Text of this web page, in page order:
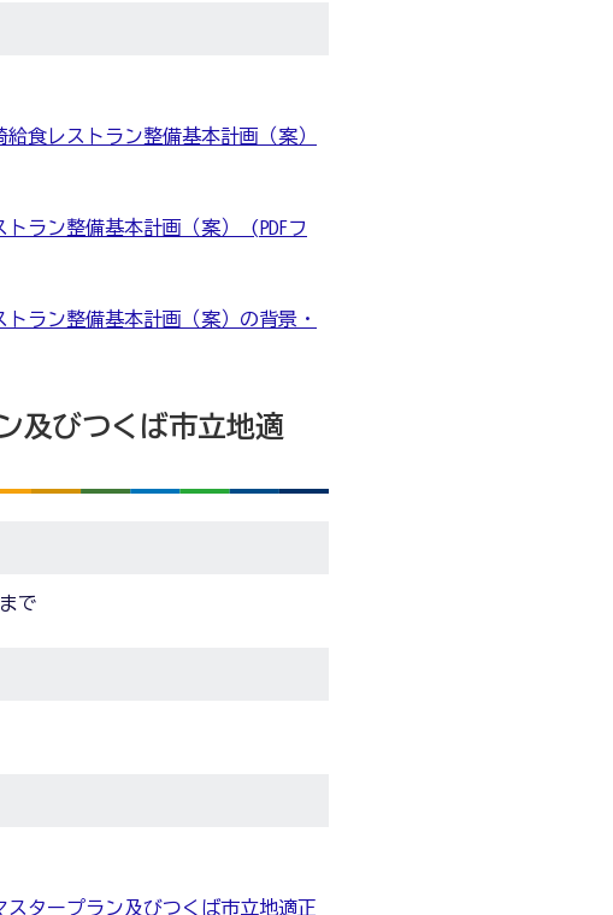
食レストラン整備基本計画（案）
ラン整備基本計画（案） (PDFフ
ラン整備基本計画（案）の背景・
及びつくば市立地適
で
タープラン及びつくば市立地適正